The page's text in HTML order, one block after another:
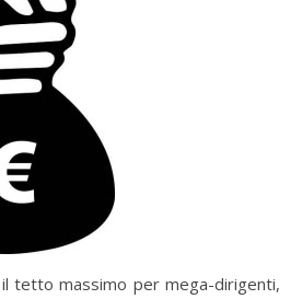
il tetto massimo per mega-dirigenti,